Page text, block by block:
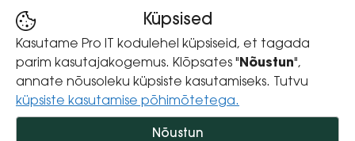
Küpsised
Kasutame Pro IT kodulehel küpsiseid, et tagada
parim kasutajakogemus. Klõpsates " Nõustun",
annate nõusoleku küpsiste kasutamiseks. Tutvu
küpsiste kasutamise põhimõtetega.
Nõustun
isiklikud nutiseadmed või ettevõtte sülearvutid
kohvikus.
Lõpp-punkti kaitse
rakendamine ettevõttes